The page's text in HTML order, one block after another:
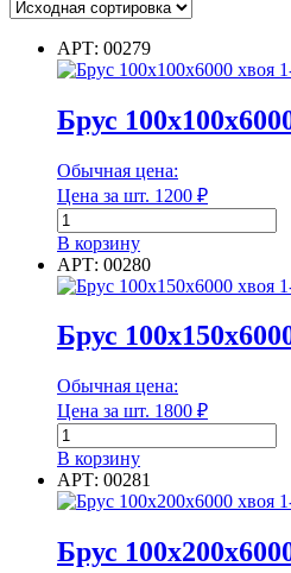
Ценовой фильтр
Цвет
Диаметр
Диаметр
Диаметр наружный
АРТ: 00279
Брус
Обычная цена:
Цена за шт. 1200 ₽
Количество
товара
Брус
100х100х6000
хвоя 1-
2
сорт
В корзину
АРТ: 00280
Брус
Обычная цена:
Цена за шт. 1800 ₽
Количество
товара
Брус
100х150х6000
хвоя
1-
2
В корзину
АРТ: 00281
Брус